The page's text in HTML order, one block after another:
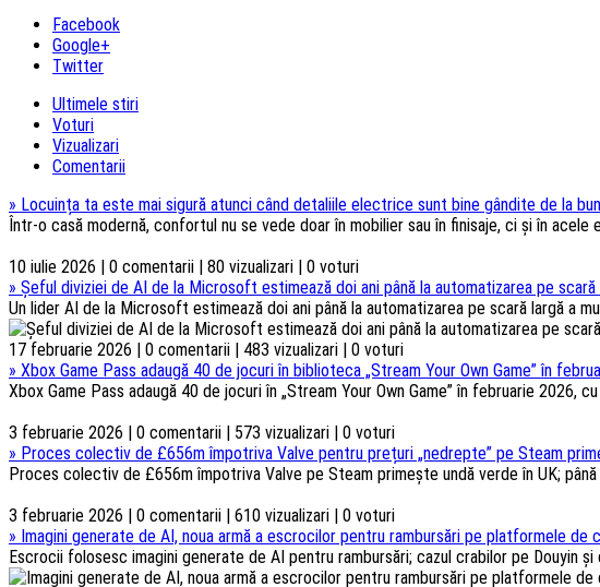
Facebook
Google+
Twitter
Ultimele stiri
Voturi
Vizualizari
Comentarii
» Locuința ta este mai sigură atunci când detaliile electrice sunt bine gândite de la
Într-o casă modernă, confortul nu se vede doar în mobilier sau în finisaje, ci și în acele
10 iulie 2026 | 0 comentarii | 80 vizualizari | 0 voturi
» Șeful diviziei de AI de la Microsoft estimează doi ani până la automatizarea pe scară
Un lider AI de la Microsoft estimează doi ani până la automatizarea pe scară largă a
17 februarie 2026 | 0 comentarii | 483 vizualizari | 0 voturi
» Xbox Game Pass adaugă 40 de jocuri în biblioteca „Stream Your Own Game” în
Xbox Game Pass adaugă 40 de jocuri în „Stream Your Own Game” în februarie 2026,
3 februarie 2026 | 0 comentarii | 573 vizualizari | 0 voturi
» Proces colectiv de £656m împotriva Valve pentru prețuri „nedrepte” pe Steam
Proces colectiv de £656m împotriva Valve pe Steam primește undă verde în UK; până
3 februarie 2026 | 0 comentarii | 610 vizualizari | 0 voturi
» Imagini generate de AI, noua armă a escrocilor pentru rambursări pe platformele de
Escrocii folosesc imagini generate de AI pentru rambursări; cazul crabilor pe Douyin